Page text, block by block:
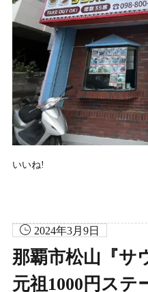
いいね!
2024年3月9日
那覇市松山『サ
元祖1000円ステ